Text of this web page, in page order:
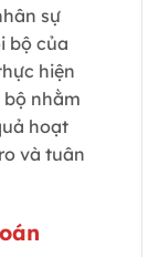
sự
bộ của
hiện
nhằm
hoạt
và tuân